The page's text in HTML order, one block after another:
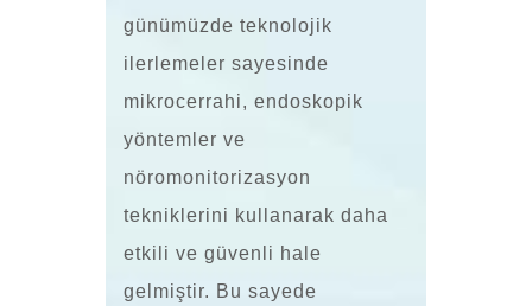
günümüzde teknolojik
ilerlemeler sayesinde
mikrocerrahi, endoskopik
yöntemler ve
nöromonitorizasyon
tekniklerini kullanarak daha
etkili ve güvenli hale
gelmiştir. Bu sayede